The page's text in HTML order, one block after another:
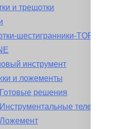
и трещотки
шестигранники-TORX-
инструмент
и ложементы
Готовые решения
Инструментальные тележки
Ложемент